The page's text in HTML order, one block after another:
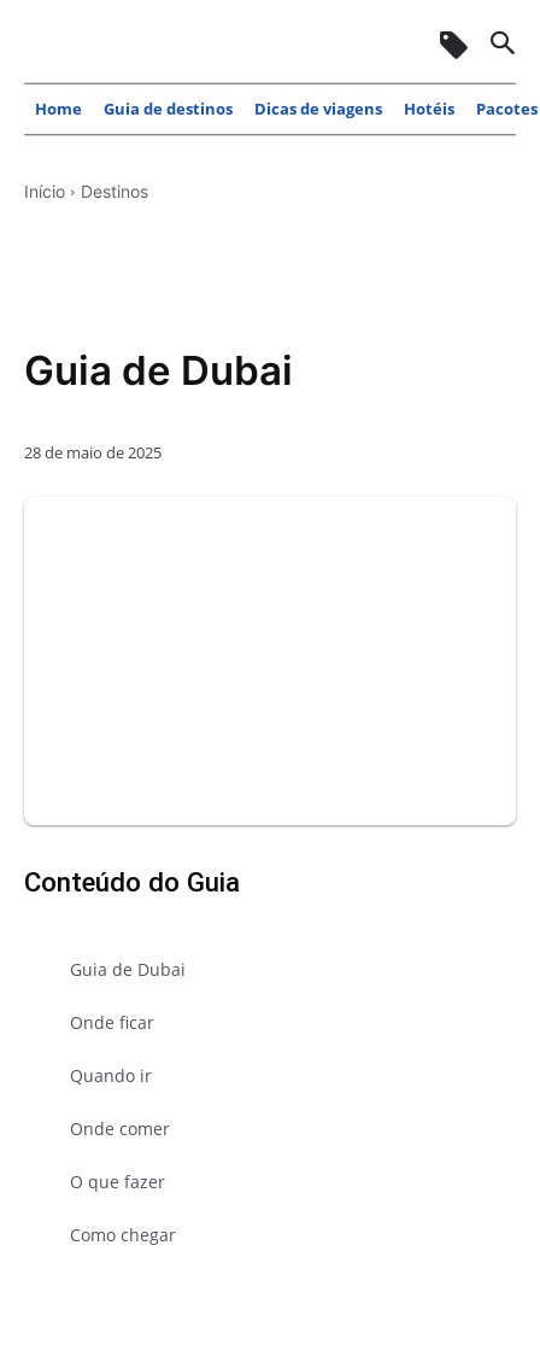
Home Guia de destinos Dicas de viagens Hotéis Pacotes
Início Destinos
Guia de Dubai
28 de maio de 2025
Conteúdo do Guia
Guia de Dubai
Onde ficar
Quando ir
Onde comer
O que fazer
Como chegar